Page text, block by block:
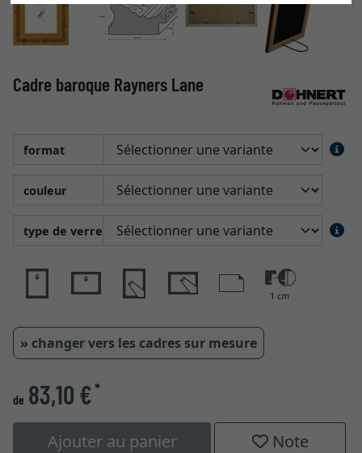
Cadre baroque Rayners Lane
format
couleur
type de verre
1 cm
» changer vers les cadres sur mesure
de 83,10 €*
Ajouter au panier Note